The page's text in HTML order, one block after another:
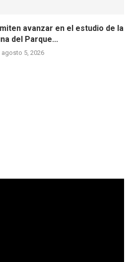
avanzar en el estudio de la
del Parque...
agosto 5, 2026